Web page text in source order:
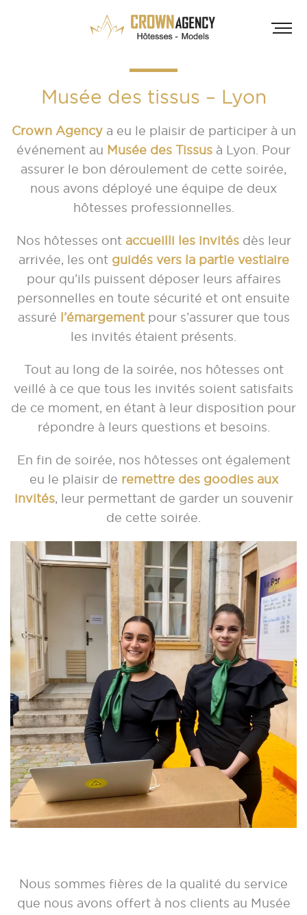
Musée des tissus – Lyon
Crown Agencya eu le plaisir de participer à un
événement au Musée des Tissus à Lyon. Pour
assurer le bon déroulement de cette soirée,
nous avons déployé une équipe de deux
hôtesses professionnelles.
Nos hôtesses ont accueilli les invitésdès leur
arrivée, les ont guidés vers la partie vestiaire
pour qu’ils puissent déposer leurs affaires
personnelles en toute sécurité et ont ensuite
assuré l’émargement pour s’assurer que tous
les invités étaient présents.
Tout au long de la soirée, nos hôtesses ont
veillé à ce que tous les invités soient satisfaits
de ce moment, en étant à leur disposition pour
répondre à leurs questions et besoins.
En fin de soirée, nos hôtesses ont également
eu le plaisir de remettre des goodies aux
invités, leur permettant de garder un souvenir
de cette soirée.
Nous sommes fières de la qualité du service
que nous avons offert à nos clients au Musée